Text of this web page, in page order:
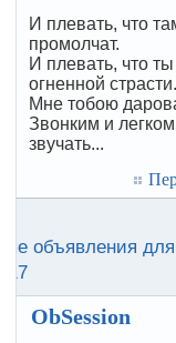
И плевать, что
промолчат.
И плевать, что
огненной страсти.
Мне тобою
Звонким и
звучать...
объявления
ObSession